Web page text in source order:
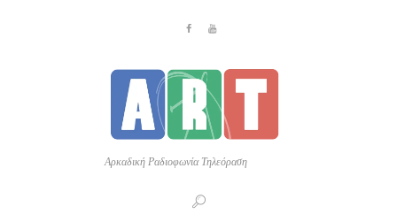
Αρκαδική Ραδιοφωνία Τηλεόραση